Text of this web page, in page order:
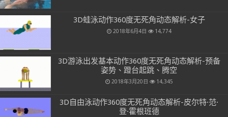
3D蛙泳动作360度无死角动态解析-女子
2018年6月4日 14,774
3D游泳出发基本动作360度无死角动态解析-预备
姿势、蹬台起跳、腾空
2018年3月20日 14,345
3D自由泳动作360度无死角动态解析-皮尔特·范·
登·霍根班德